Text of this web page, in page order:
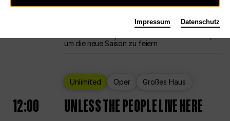
12:00 Eröffnungswochenende
um die neue Saison zu feiern
Unlimited Oper Großes Haus
12:00 UNLESS THE PEOPLE LIVE HERE
Impressum Datenschutz